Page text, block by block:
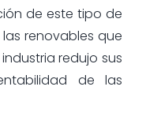
de este tipo de
renovables que
redujo sus
de las